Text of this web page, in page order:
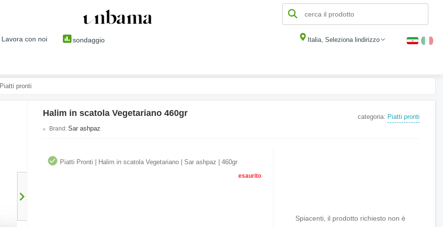
Lavora con noi sondaggio Italia, Seleziona lindirizzo
Piatti pronti
Halim in scatola Vegetariano 460gr
Brand:Sar ashpaz
categoria: Piatti pronti
Piatti Pronti | Halim in scatola Vegetariano | Sar ashpaz | 460gr
esaurito
Spiacenti, il prodotto richiesto non è